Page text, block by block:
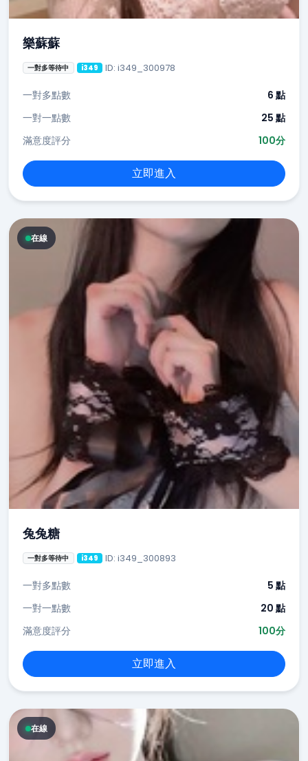
樂蘇蘇
一對多等待中 i349 ID: i349_300978
一對多點數
6 點
一對一點數
25 點
滿意度評分
100分
立即進入
在線
兔兔糖
一對多等待中 i349 ID: i349_300893
一對多點數
5 點
一對一點數
20 點
滿意度評分
100分
立即進入
在線